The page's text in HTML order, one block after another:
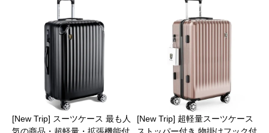
[New Trip] スーツケース 最も人
気の商品・超軽量・拡張機能付
[New Trip] 超軽量スーツケース
ストッパー付き 物掛けフック付